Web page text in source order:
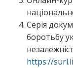
Серія
боротьбу
https://